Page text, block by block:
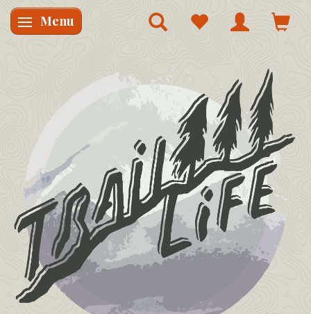
Skifte navigation
Menu